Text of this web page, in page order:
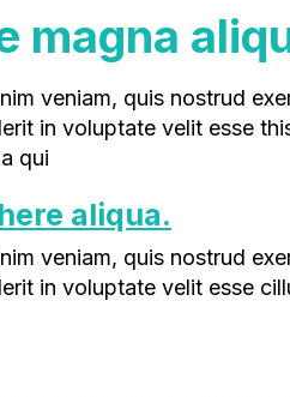
magna
in voluptate velit esse
qui
aliqua.
in voluptate velit esse